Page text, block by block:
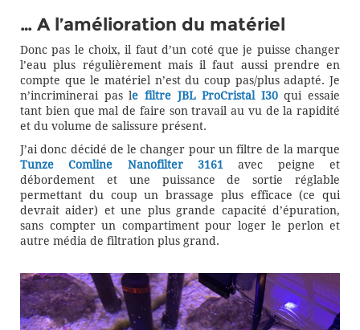
… A l’amélioration du matériel
Donc pas le choix, il faut d’un coté que je puisse changer
l’eau plus régulièrement mais il faut aussi prendre en
compte que le matériel n’est du coup pas/plus adapté. Je
n’incriminerai pas le filtre JBL ProCristal I30qui essaie
tant bien que mal de faire son travail au vu de la rapidité
et du volume de salissure présent.
J’ai donc décidé de le changer pour un filtre de la marque
Tunze Comline Nanofilter 3161 avec peigne et
débordement et une puissance de sortie réglable
permettant du coup un brassage plus efficace (ce qui
devrait aider) et une plus grande capacité d’épuration,
sans compter un compartiment pour loger le perlon et
autre média de filtration plus grand.